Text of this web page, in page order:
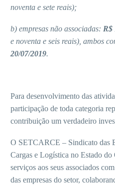
noventa e sete reais);
b) empresas não associadas: R$
e noventa e seis reais), ambos
20/07/2019.
Para desenvolvimento das
participação de toda categoria
contribuição um verdadeiro
O SETCARCE – Sindicato das
Cargas e Logística no Estado do
serviços aos seus associados
das empresas do setor,